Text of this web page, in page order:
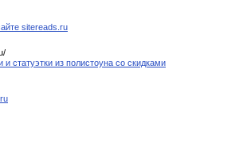
sitereads.ru
и статуэтки из полистоуна со скидками